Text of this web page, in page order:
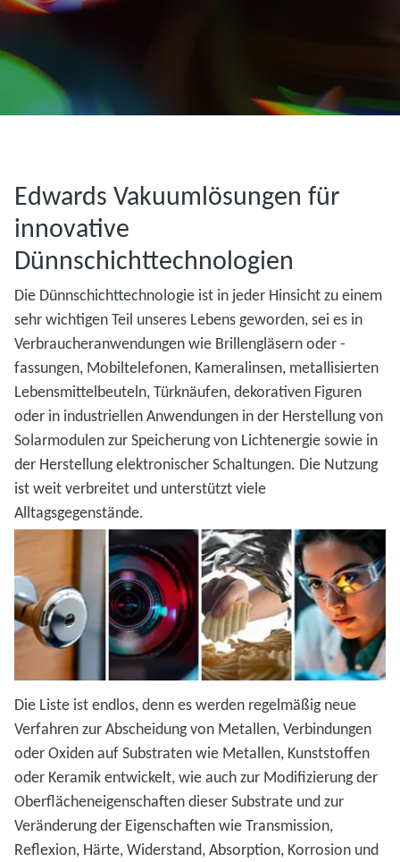
Edwards Vakuumlösungen für
innovative
Dünnschichttechnologien
Die Dünnschichttechnologie ist in jeder Hinsicht zu einem
sehr wichtigen Teil unseres Lebens geworden, sei es in
Verbraucheranwendungen wie Brillengläsern oder -
fassungen, Mobiltelefonen, Kameralinsen, metallisierten
Lebensmittelbeuteln, Türknäufen, dekorativen Figuren
oder in industriellen Anwendungen in der Herstellung von
Solarmodulen zur Speicherung von Lichtenergie sowie in
der Herstellung elektronischer Schaltungen. Die Nutzung
ist weit verbreitet und unterstützt viele
Alltagsgegenstände.
Die Liste ist endlos, denn es werden regelmäßig neue
Verfahren zur Abscheidung von Metallen, Verbindungen
oder Oxiden auf Substraten wie Metallen, Kunststoffen
oder Keramik entwickelt, wie auch zur Modifizierung der
Oberflächeneigenschaften dieser Substrate und zur
Veränderung der Eigenschaften wie Transmission,
Reflexion, Härte, Widerstand, Absorption, Korrosion und